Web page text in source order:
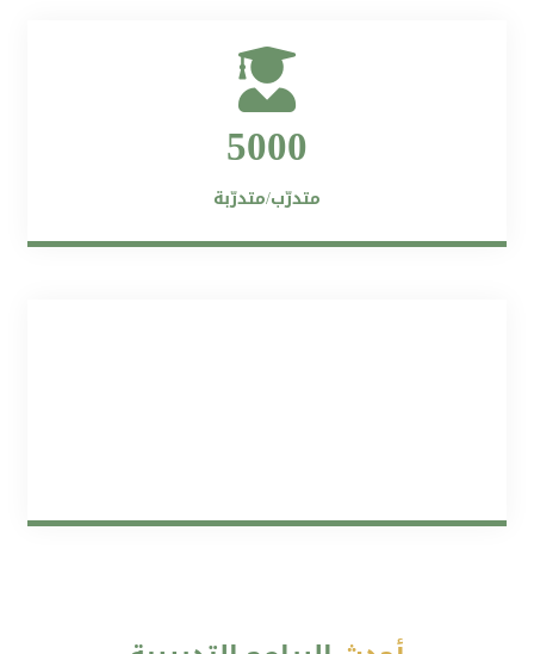
5000
متدرّب/متدرّبة